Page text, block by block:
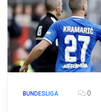
BUNDESLIGA 0